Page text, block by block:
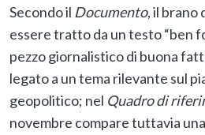
Secondo il Documento, il brano
essere tratto da un testo “ben
pezzo giornalistico di buona
legato a un tema rilevante sul
geopolitico; nel Quadro di
novembre compare tuttavia